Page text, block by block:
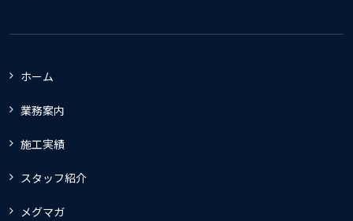
ホーム
業務案内
施工実績
スタッフ紹介
メグマガ